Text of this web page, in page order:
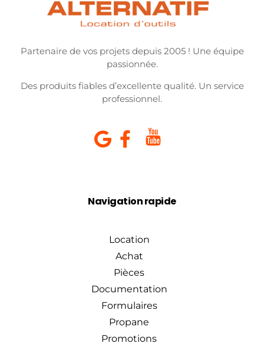
Partenaire de vos projets depuis 2005 ! Une équipe
passionnée.
Des produits fiables d’excellente qualité. Un service
professionnel.
Navigation rapide
Location
Achat
Pièces
Documentation
Formulaires
Propane
Promotions